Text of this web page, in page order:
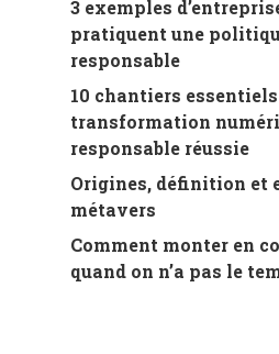
3 exemples
pratiquent une
responsable
10 chantiers
transformation
responsable réussie
Origines, définition et
métavers
Comment monter en
quand on n’a pas le